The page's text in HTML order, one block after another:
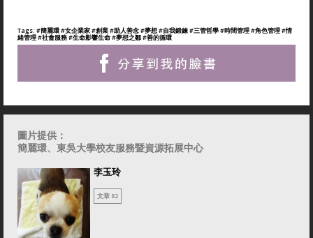
Tags: #簡麗環#女企業家#創業#助人善念#夢想#自我鍛鍊#三管哲學#時間管理#角色管理#情
緒管理#社會服務#生命影響生命#夢想之鄒#善的循環
圖片提供：
簡麗環、東吳大學校友服務暨資源拓展中心
李玉玲
文章 82